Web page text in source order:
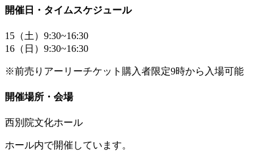
開催日・タイムスケジュール
15（土）9:30~16:30
16（日）9:30~16:30
※前売りアーリーチケット購入者限定9時から入場可能
開催場所・会場
西別院文化ホール
ホール内で開催しています。